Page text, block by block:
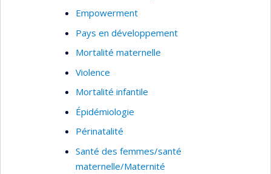
Empowerment
Pays en développement
Mortalité maternelle
Violence
Mortalité infantile
Épidémiologie
Périnatalité
Santé des femmes/santé
maternelle/Maternité